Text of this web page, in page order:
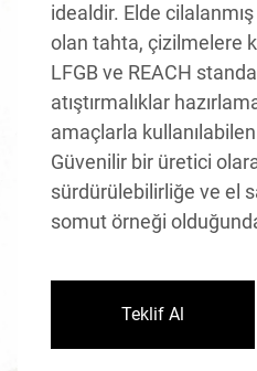
idealdir. Elde
olan tahta, çizilmelere
LFGB ve REACH
atıştırmalıklar
amaçlarla
Güvenilir bir üretici
sürdürülebilirliğe ve el
somut örneği
Teklif Al